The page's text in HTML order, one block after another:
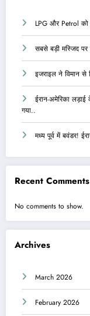
LPG और Petrol को
सबसे बड़ी मस्जिद
इजराइल ने विमान से
ईरान-अमेरिका लड़ाई
गया..
मध्य पूर्व में बवंडर!
Recent Comments
No comments to show.
Archives
March 2026
February 2026